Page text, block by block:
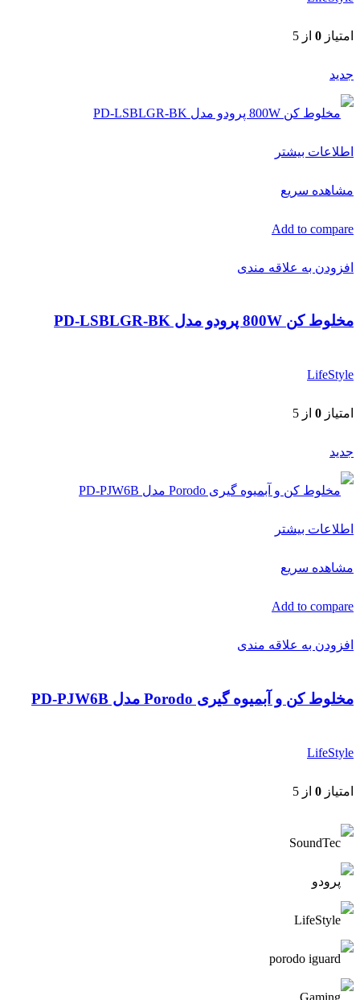
امتیاز 0 از 5
جدید
اطلاعات بیشتر
مشاهده سریع
Add to compare
افزودن به علاقه مندی
مخلوط کن 800W پرودو مدل PD-LSBLGR-BK
LifeStyle
امتیاز 0 از 5
جدید
اطلاعات بیشتر
مشاهده سریع
Add to compare
افزودن به علاقه مندی
مخلوط کن و آبمیوه گیری Porodo مدل PD-PJW6B
LifeStyle
امتیاز 0 از 5